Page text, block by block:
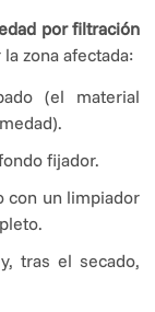
por filtración
zona afectada:
(el material
fijador.
con un limpiador
tras el secado,